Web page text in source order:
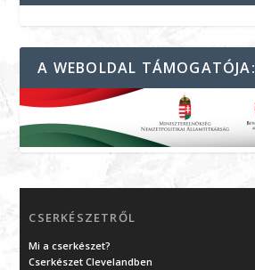
A WEBOLDAL TÁMOGATÓJA:
CSERKÉSZETRŐL
Mi a cserkészet?
Cserkészet Clevelandben